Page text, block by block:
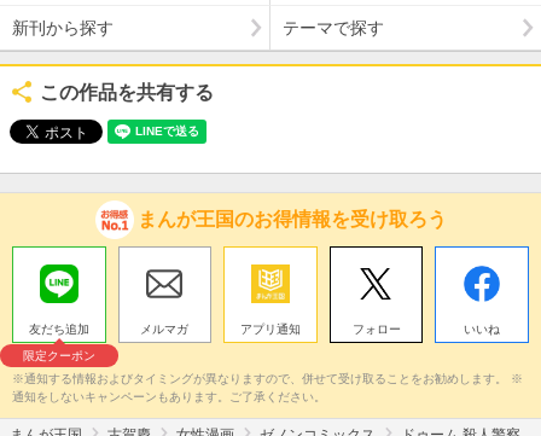
新刊から探す テーマで探す
この作品を共有する
まんが王国のお得情報を受け取ろう
友だち追加
限定クーポン
メルマガ アプリ通知 フォロー いいね
※通知する情報およびタイミングが異なりますので、併せて受け取ることをお勧めします。 ※
通知をしないキャンペーンもあります。ご了承ください。